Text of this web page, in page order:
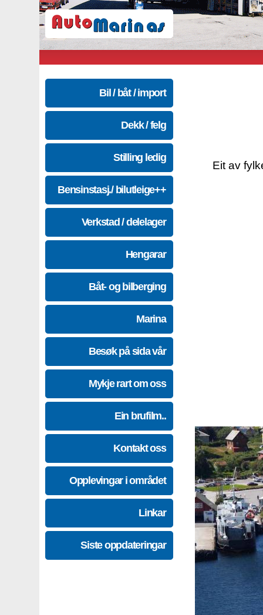
Bil / båt / import
Dekk / felg
Stilling ledig
Bensinstasj./ bilutleige++
Verkstad / delelager
Hengarar
Båt- og bilberging
Marina
Besøk på sida vår
Mykje rart om oss
Ein brufilm..
Kontakt oss
Opplevingar i området
Linkar
Siste oppdateringar
Eit av